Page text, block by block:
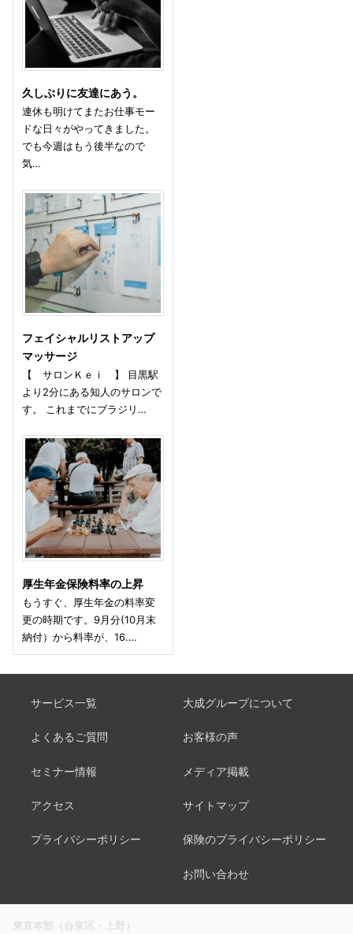
久しぶりに友達にあう。
連休も明けてまたお仕事モー
ドな日々がやってきました。
でも今週はもう後半なので
気…
フェイシャルリストアップ
マッサージ
【 サロンＫｅｉ 】 目黒駅
より2分にある知人のサロンで
す。 これまでにブラジリ…
厚生年金保険料率の上昇
もうすぐ、厚生年金の料率変
更の時期です。9月分(10月末
納付）から料率が、16.…
サービス一覧 大成グループについて
よくあるご質問 お客様の声
セミナー情報 メディア掲載
アクセス サイトマップ
プライバシーポリシー 保険のプライバシーポリシー
お問い合わせ
東京本部（台東区・上野）